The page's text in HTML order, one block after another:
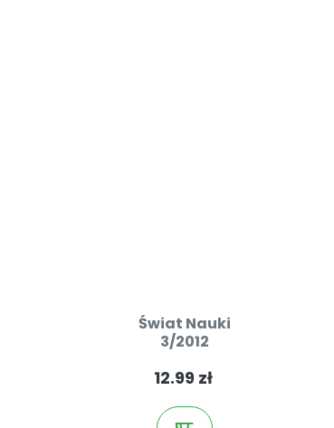
Świat Nauki
3/2012
12.99 zł